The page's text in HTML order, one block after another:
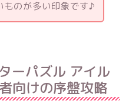
ものが多い印象です♪
ーパズル アイル
向けの序盤攻略